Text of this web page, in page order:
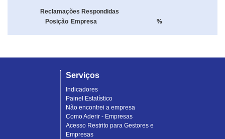
Reclamações Respondidas
Posição Empresa %
Serviços
Indicadores
Painel Estatístico
Não encontrei a empresa
Como Aderir - Empresas
Acesso Restrito para Gestores e
Empresas